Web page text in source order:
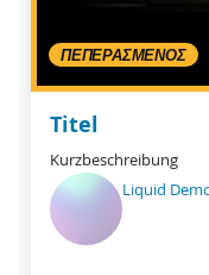
ΠΕΠΕΡΑΣΜΈΝΟΣ
Titel
Kurzbeschreibung
Liquid